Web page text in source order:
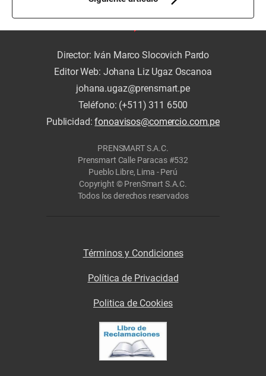
Director: Iván Marco Slocovich Pardo
Editor Web: Johana Liz Ugaz Oscanoa
johana.ugaz@prensmart.pe
Teléfono: (+511) 311 6500
Publicidad:fonoavisos@comercio.com.pe
PRENSMART S.A.C.
Prensmart Calle Paracas #532
Pueblo Libre, Lima - Perú
Copyright © PrenSmart S.A.C.
Todos los derechos reservados
Términos y Condiciones
Política de Privacidad
Politica de Cookies